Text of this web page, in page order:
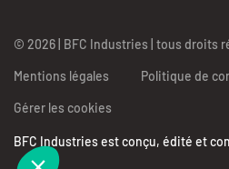
© 2026 | BFC Industries | tous droits
Mentions légales Politique de
Gérer les cookies
BFC Industries est conçu, édité et
attendu d'être sûrs que le contenu de ce site
Consentements certifiés par